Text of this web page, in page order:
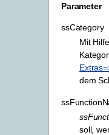
Parameter
ssCategory
Mit
dem
soll,